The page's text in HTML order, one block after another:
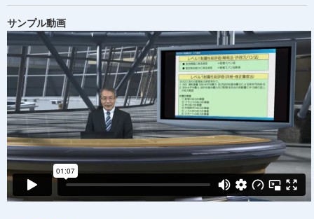
サンプル動画